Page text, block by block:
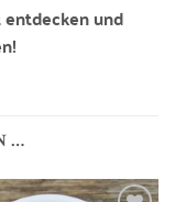
und
…